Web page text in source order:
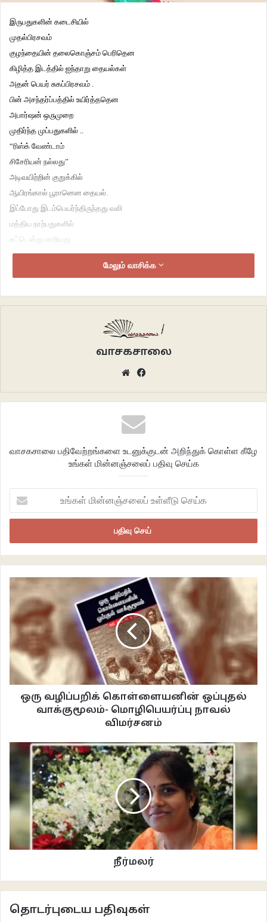
இருபதுகளின் கடைசியில்
முதல்பிரசவம்
குழந்தையின் தலைகொஞ்சம் பெரிதென
கிழித்த இடத்தில் ஐந்தாறு தையல்கள்
அதன் பெயர் சுகப்பிரசவம் .
பின் அசந்தர்ப்பத்தில் உயிர்த்ததென
அபார்ஷன் ஒருமுறை
முதிர்ந்த முப்பதுகளில் ..
“ரிஸ்க் வேண்டாம்
சிசேரியன் நல்லது”
அடிவயிற்றின் குறுக்கில்
ஆயிரங்கால் பூரானென தையல்.
இப்போது இடம்பெயர்ந்திருந்தது வலி
மத்திய நாற்பதுகளில்
சட்டென்று மாறியது
ஹார்மோன்களின் வானிலை
சரியென்றே உரைத்தாள்.
பெண்ணிற்கு
தையல் என்பது காரணப்பெயர் தானோ?!
மேலும் வாசிக்க
வாசகசாலை
Website
வாசகசாலை பதிவேற்றங்களை உடனுக்குடன் அறிந்துக் கொள்ள கீழே
உங்கள் மின்னஞ்சலைப் பதிவு செய்க
மின்னஞ்சலைப்
உள்ளீடு
ஒரு வழிப்பறிக் கொள்ளையனின் ஒப்புதல்
வாக்குமூலம்- மொழிபெயர்ப்பு நாவல்
விமர்சனம்
நீர்மலர்
தொடர்புடைய பதிவுகள்